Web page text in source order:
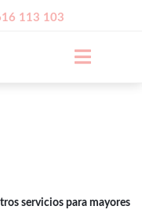
113 103
servicios para mayores